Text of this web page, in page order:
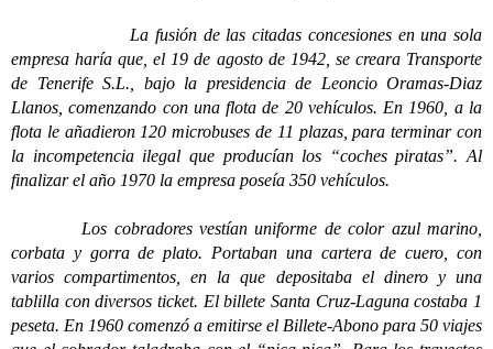
La fusión de las citadas concesiones en una sola
empresa haría que, el 19 de agosto de 1942, se creara Transporte
de Tenerife S.L., bajo la presidencia de Leoncio Oramas-Diaz
Llanos, comenzando con una flota de 20 vehículos. En 1960, a la
flota le añadieron 120 microbuses de 11 plazas, para terminar con
la incompetencia ilegal que producían los “coches piratas”. Al
finalizar el año 1970 la empresa poseía 350 vehículos.
Los cobradores vestían uniforme de color azul marino,
corbata y gorra de plato. Portaban una cartera de cuero, con
varios compartimentos, en la que depositaba el dinero y una
tablilla con diversos ticket. El billete Santa Cruz-Laguna costaba 1
peseta. En 1960 comenzó a emitirse el Billete-Abono para 50 viajes